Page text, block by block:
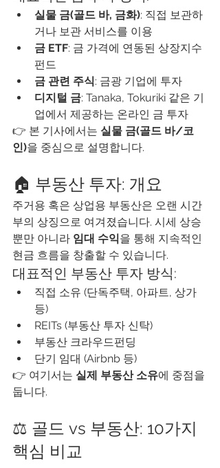
실물 금(골드 바, 금화): 직접 보관하
거나 보관 서비스를 이용
금 ETF: 금 가격에 연동된 상장지수
펀드
금 관련 주식: 금광 기업에 투자
디지털 금: Tanaka, Tokuriki 같은 기
업에서 제공하는 온라인 금 투자
👉 본 기사에서는 실물 금(골드 바/코
인)을 중심으로 설명합니다.
🏠 부동산 투자: 개요
주거용 혹은 상업용 부동산은 오랜 시간
부의 상징으로 여겨졌습니다. 시세 상승
뿐만 아니라 임대 수익을 통해 지속적인
현금 흐름을 창출할 수 있습니다.
대표적인 부동산 투자 방식:
직접 소유 (단독주택, 아파트, 상가
등)
REITs (부동산 투자 신탁)
부동산 크라우드펀딩
단기 임대 (Airbnb 등)
👉 여기서는 실제 부동산 소유에 중점을
둡니다.
⚖️ 골드 vs 부동산: 10가지
핵심 비교